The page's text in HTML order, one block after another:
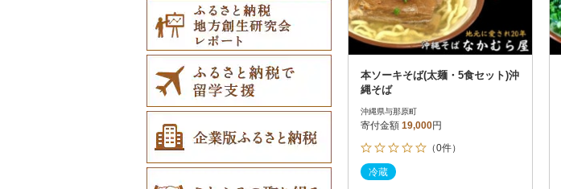
本ソーキそば(太麺・5食セット)沖
縄そば
沖縄県与那原町
寄付金額 19,000円
（0件）
冷蔵